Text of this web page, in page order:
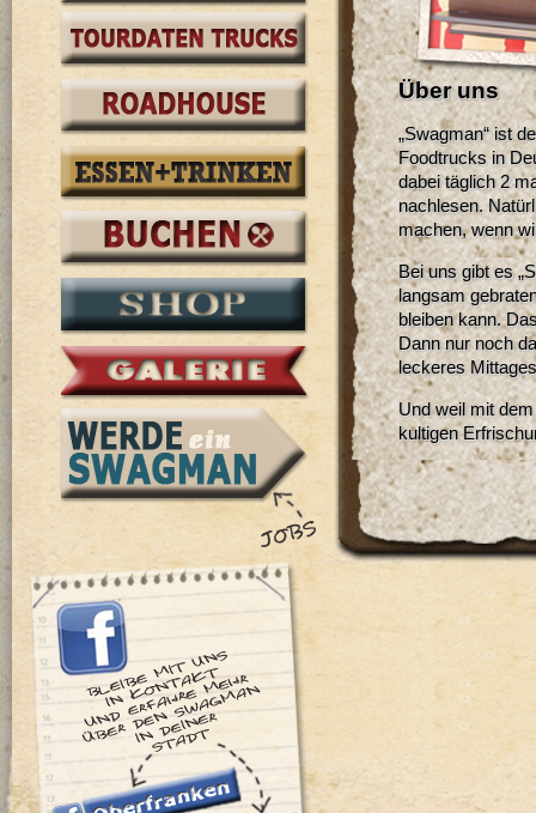
Über uns
„Swagman“ ist
Foodtrucks in
dabei täglich 2
nachlesen.
machen, wenn
Bei uns gibt es
langsam
bleiben kann.
Dann nur noch
leckeres
Und weil mit
kultigen